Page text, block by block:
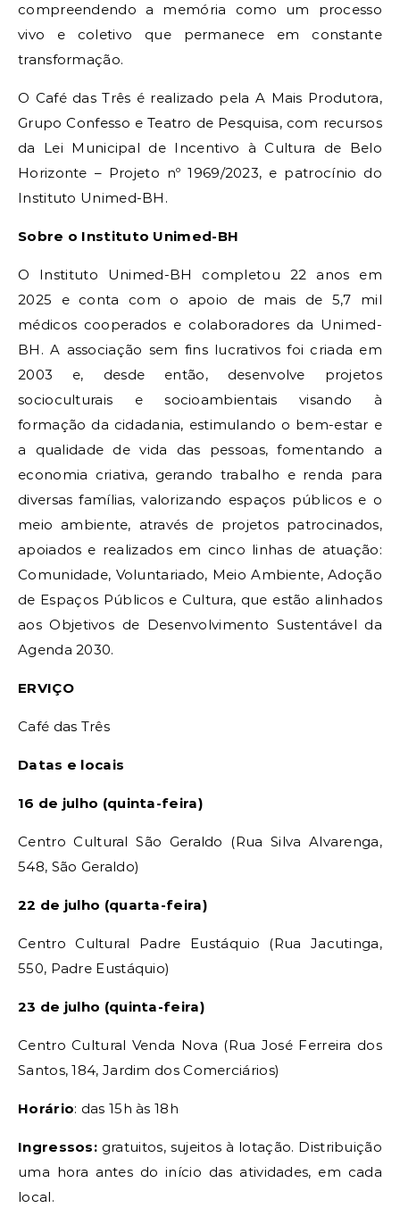
compreendendo a memória como um processo
vivo e coletivo que permanece em constante
transformação.
O Café das Três é realizado pela A Mais Produtora,
Grupo Confesso e Teatro de Pesquisa, com recursos
da Lei Municipal de Incentivo à Cultura de Belo
Horizonte – Projeto nº 1969/2023, e patrocínio do
Instituto Unimed-BH.
Sobre o Instituto Unimed-BH
O Instituto Unimed-BH completou 22 anos em
2025 e conta com o apoio de mais de 5,7 mil
médicos cooperados e colaboradores da Unimed-
BH. A associação sem fins lucrativos foi criada em
2003 e, desde então, desenvolve projetos
socioculturais e socioambientais visando à
formação da cidadania, estimulando o bem-estar e
a qualidade de vida das pessoas, fomentando a
economia criativa, gerando trabalho e renda para
diversas famílias, valorizando espaços públicos e o
meio ambiente, através de projetos patrocinados,
apoiados e realizados em cinco linhas de atuação:
Comunidade, Voluntariado, Meio Ambiente, Adoção
de Espaços Públicos e Cultura, que estão alinhados
aos Objetivos de Desenvolvimento Sustentável da
Agenda 2030.
ERVIÇO
Café das Três
Datas e locais
16 de julho (quinta-feira)
Centro Cultural São Geraldo (Rua Silva Alvarenga,
548, São Geraldo)
22 de julho (quarta-feira)
Centro Cultural Padre Eustáquio (Rua Jacutinga,
550, Padre Eustáquio)
23 de julho (quinta-feira)
Centro Cultural Venda Nova (Rua José Ferreira dos
Santos, 184, Jardim dos Comerciários)
Horário: das 15h às 18h
Ingressos: gratuitos, sujeitos à lotação. Distribuição
uma hora antes do início das atividades, em cada
local.